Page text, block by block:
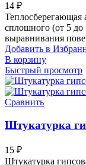
14 ₽
Теплосберегающая
сплошного (от 5
выравнивания
Добавить в
В корзину
Быстрый просмотр
Сравнить
Штукатурка
15 ₽
Штукатурка